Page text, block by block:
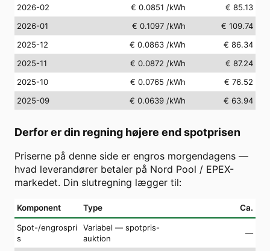
2026-02
€ 0.0851 /kWh
€ 85.13
2026-01
€ 0.1097 /kWh
€ 109.74
2025-12
€ 0.0863 /kWh
€ 86.34
2025-11
€ 0.0872 /kWh
€ 87.24
2025-10
€ 0.0765 /kWh
€ 76.52
2025-09
€ 0.0639 /kWh € 63.94
Derfor er din regning højere end spotprisen
Priserne på denne side er engros morgendagens —
hvad leverandører betaler på Nord Pool / EPEX-
markedet. Din slutregning lægger til:
Komponent Type Ca.
Spot-/engrospri
s
Variabel — spotpris-
auktion
—